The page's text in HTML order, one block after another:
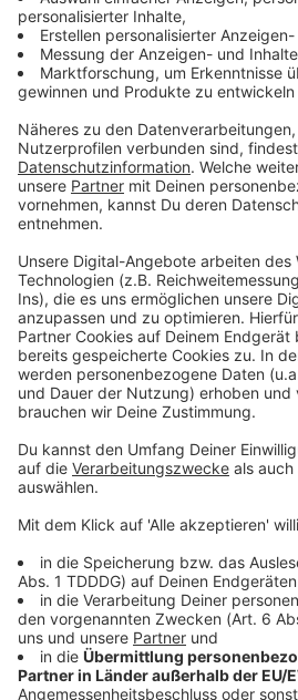
Zum Newsletter
Du möchtest uns
Studio
© dpa-
Bayern